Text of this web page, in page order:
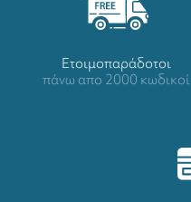
Ετοιμοπαράδοτοι
πάνω απο 2000 κωδικοί